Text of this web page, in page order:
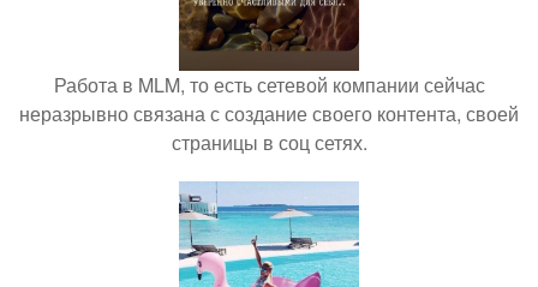
Работа в MLM, то есть сетевой компании сейчас
неразрывно связана с создание своего контента, своей
страницы в соц сетях.